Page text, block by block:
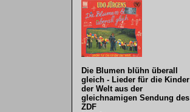
Die Blumen blühn überall
gleich - Lieder für die Kinder
der Welt aus der
gleichnamigen Sendung des
ZDF